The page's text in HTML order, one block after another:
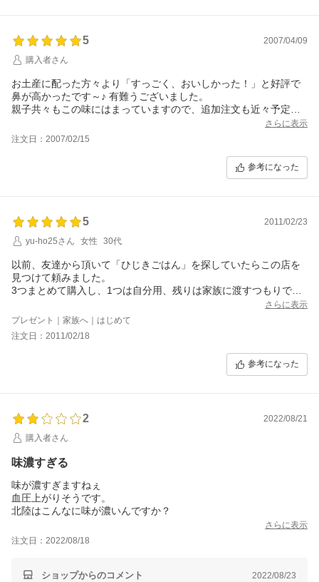
5
2007/04/09
購入者さん
お土産に配った方々より「すっごく、おいしかった！」と好評で
鼻が高かったです～♪ 有難うございました。
親子共々もこの味にはまっていますので、追加注文も近々予定中
さらに表示
注文日：2007/02/15
参考になった
5
2011/02/23
yu-ho25さん
女性 30代
以前、友達から頂いて「ひじきごはん」を探していたらこの店を
見つけて頼みました。
3つまとめて購入し、1つは自分用、残りは家族に渡すつもりで
ご飯にはピッタリであっという間になくなりそうです。
さらに表示
プレゼント｜家族へ｜はじめて
注文日：2011/02/18
参考になった
2
2022/08/21
購入者さん
味濃すぎる
味が濃すぎますねぇ
血圧上がりそうです。
北陸はこんなに味が濃いんですか？
さらに表示
注文日：2022/08/18
ショップからのコメント 2022/08/23